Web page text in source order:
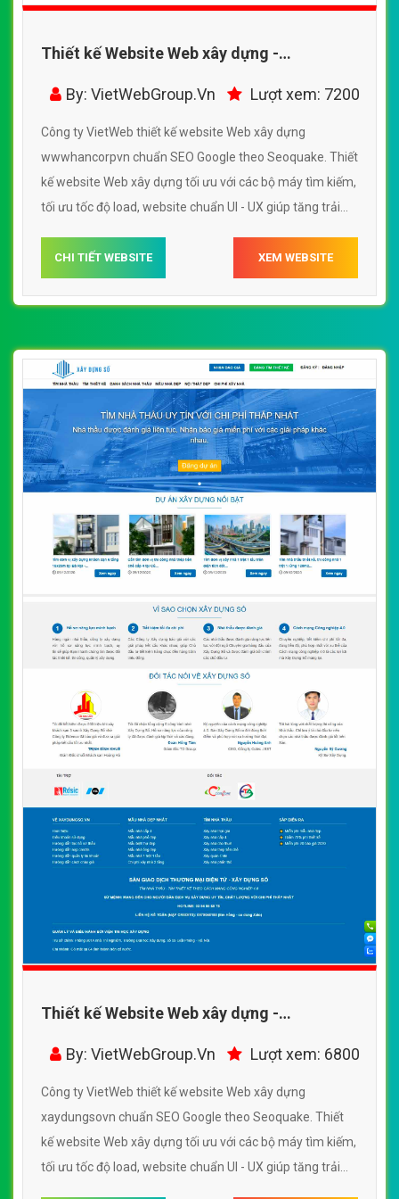
Thiết kế Website Web xây dựng -
wwwhancorpvn
By: VietWebGroup.Vn Lượt xem: 7200
Công ty VietWeb thiết kế website Web xây dựng
wwwhancorpvn chuẩn SEO Google theo Seoquake. Thiết
kế website Web xây dựng tối ưu với các bộ máy tìm kiếm,
tối ưu tốc độ load, website chuẩn UI - UX giúp tăng trải
wwwhancorpvn
CHI TIẾT WEBSITE XEM WEBSITE
Thiết kế Website Web xây dựng -
xaydungsovn
By: VietWebGroup.Vn Lượt xem: 6800
Công ty VietWeb thiết kế website Web xây dựng
xaydungsovn chuẩn SEO Google theo Seoquake. Thiết
kế website Web xây dựng tối ưu với các bộ máy tìm kiếm,
tối ưu tốc độ load, website chuẩn UI - UX giúp tăng trải